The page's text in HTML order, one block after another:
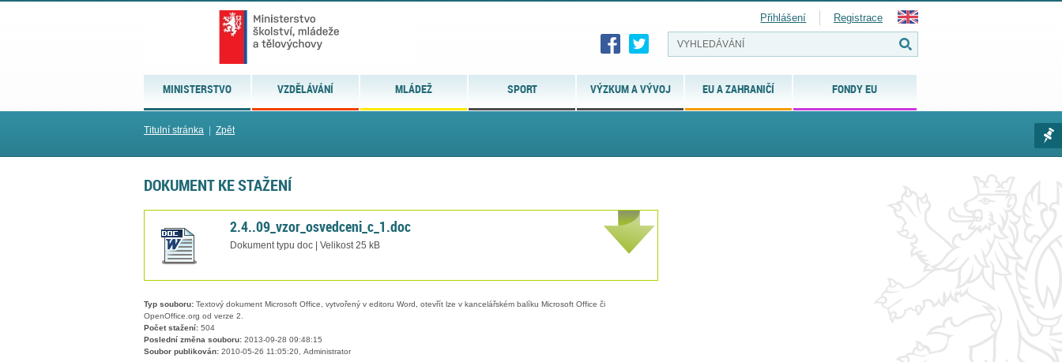
MINISTERSTVO VZDĚLÁVÁNÍ MLÁDEŽ SPORT VÝZKUM A VÝVOJ EU A ZAHRANIČÍ FONDY EU
Přihlášení Registrace
Titulní stránka Zpět
DOKUMENT KE STAŽENÍ
2.4..09_vzor_osvedceni_c_1.doc
Dokument typu doc | Velikost 25 kB
Typ souboru: Textový dokument Microsoft Office, vytvořený v editoru Word, otevřít lze v kancelářském balíku Microsoft Office či
OpenOffice.org od verze 2.
Počet stažení: 504
Poslední změna souboru: 2013-09-28 09:48:15
Soubor publikován: 2010-05-26 11:05:20, Administrator